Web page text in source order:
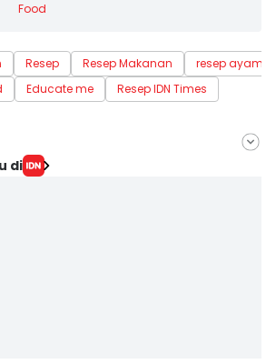
Food
Resep Resep Makanan
resep ayam
Educate me Resep IDN Times
di